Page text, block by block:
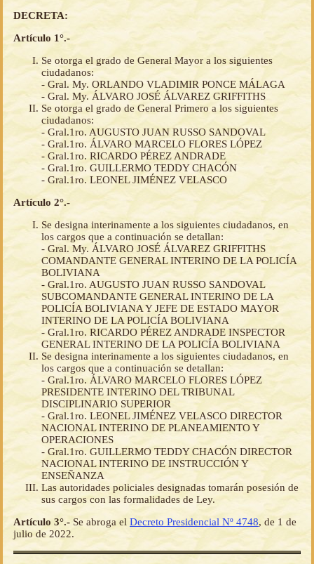
DECRETA:
Artículo 1°.-
Se otorga el grado de General Mayor a los siguientes
ciudadanos:
- Gral. My. ORLANDO VLADIMIR PONCE MÁLAGA
- Gral. My. ÁLVARO JOSÉ ÁLVAREZ GRIFFITHS
Se otorga el grado de General Primero a los siguientes
ciudadanos:
- Gral.1ro. AUGUSTO JUAN RUSSO SANDOVAL
- Gral.1ro. ÁLVARO MARCELO FLORES LÓPEZ
- Gral.1ro. RICARDO PÉREZ ANDRADE
- Gral.1ro. GUILLERMO TEDDY CHACÓN
- Gral.1ro. LEONEL JIMÉNEZ VELASCO
Artículo 2°.-
Se designa interinamente a los siguientes ciudadanos, en
los cargos que a continuación se detallan:
- Gral. My. ÁLVARO JOSÉ ÁLVAREZ GRIFFITHS
COMANDANTE GENERAL INTERINO DE LA POLICÍA
BOLIVIANA
- Gral.1ro. AUGUSTO JUAN RUSSO SANDOVAL
SUBCOMANDANTE GENERAL INTERINO DE LA
POLICÍA BOLIVIANA Y JEFE DE ESTADO MAYOR
INTERINO DE LA POLICÍA BOLIVIANA
- Gral.1ro. RICARDO PÉREZ ANDRADE INSPECTOR
GENERAL INTERINO DE LA POLICÍA BOLIVIANA
Se designa interinamente a los siguientes ciudadanos, en
los cargos que a continuación se detallan:
- Gral.1ro. ÁLVARO MARCELO FLORES LÓPEZ
PRESIDENTE INTERINO DEL TRIBUNAL
DISCIPLINARIO SUPERIOR
- Gral.1ro. LEONEL JIMÉNEZ VELASCO DIRECTOR
NACIONAL INTERINO DE PLANEAMIENTO Y
OPERACIONES
- Gral.1ro. GUILLERMO TEDDY CHACÓN DIRECTOR
NACIONAL INTERINO DE INSTRUCCIÓN Y
ENSEÑANZA
Las autoridades policiales designadas tomarán posesión de
sus cargos con las formalidades de Ley.
Artículo 3°.- Se abroga el Decreto Presidencial Nº 4748, de 1 de
julio de 2022.